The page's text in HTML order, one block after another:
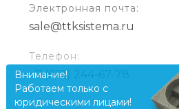
Электронная почта:
sale@ttksistema.ru
Телефон:
+7 (812) 244-67-78
Внимание!
Работаем только с
юридическими лицами!